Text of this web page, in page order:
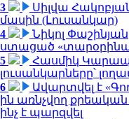
3
Սիլվա
մասին (Լուսանկար)
4
Նիկոլ
ստացած
5
Հասմիկ
լուսանկարները՝
6
Ավարտվել է
ին առնչվող
ինչ է պարզվել